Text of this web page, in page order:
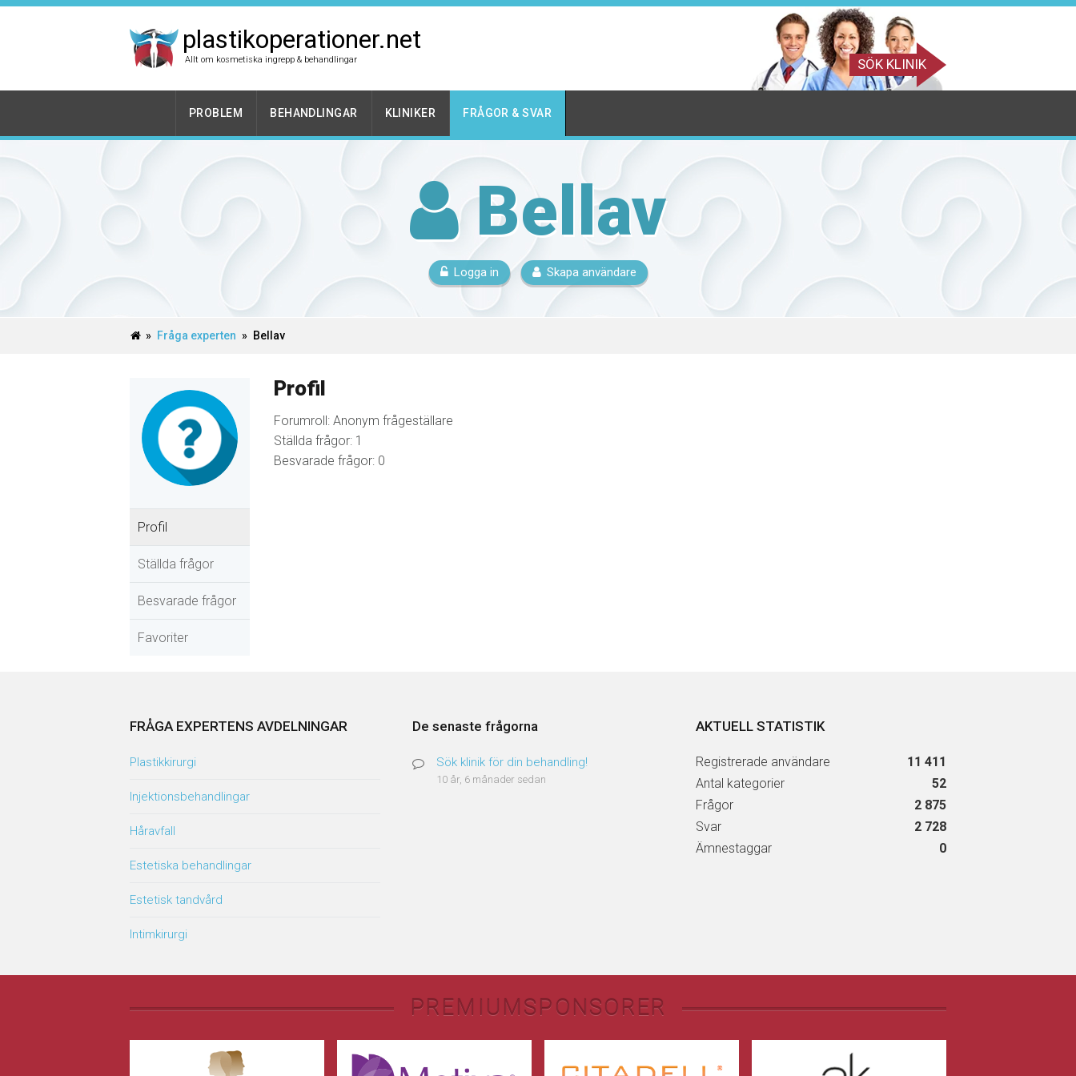
plastikoperationer.net
Allt om kosmetiska ingrepp & behandlingar SÖK KLINIK
PROBLEM BEHANDLINGAR KLINIKER FRÅGOR & SVAR
Bellav
Logga in Skapa användare
» Fråga experten » Bellav
Profil
Ställda frågor
Besvarade frågor
Favoriter
Profil
Forumroll: Anonym frågeställare
Ställda frågor: 1
Besvarade frågor: 0
FRÅGA EXPERTENS AVDELNINGAR
Plastikkirurgi
Injektionsbehandlingar
Håravfall
Estetiska behandlingar
Estetisk tandvård
Intimkirurgi
De senaste frågorna
Sök klinik för din behandling!
10 år, 6 månader sedan
AKTUELL STATISTIK
Registrerade användare
11 411
Antal kategorier
52
Frågor
2 875
Svar
2 728
Ämnestaggar
0
PREMIUMSPONSORER